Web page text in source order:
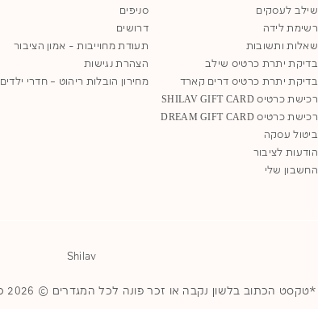
שילב לעסקים
רשימת לידה
שאלות ותשובות
בדיקת יתרת כרטיס שילב
בדיקת יתרת כרטיס דרים קארד
רכישת כרטיס SHILAV GIFT CARD
רכישת כרטיס DREAM GIFT CARD
ביטול עסקה
הודעות לציבור
החשבון שלי
סניפים
דרושים
תעודת מחוייבות - אמון הציבור
הצהרת נגישות
מחירון הובלות ריהוט – חדרי ילדים
Shilav
*טקסט הכתוב בלשון נקבה או זכר פונה לכל המגדרים © 2026 כל הזכויות שמורות לפוקס ויזל בע"מ